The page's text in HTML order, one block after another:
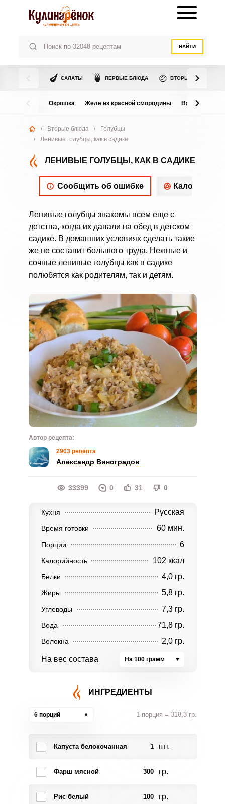
НАЙТИ
🍆 САЛАТЫ 🍵 ПЕРВЫЕ БЛЮДА 🍲 ВТОРЫЕ БЛЮДА
Окрошка Желе из красной смородины Варенье из
/ Вторые блюда /
Голубцы
/
Ленивые голубцы, как в садике
ЛЕНИВЫЕ ГОЛУБЦЫ, КАК В САДИКЕ
Сообщить об ошибке
Ленивые голубцы знакомы всем еще с
детства, когда их давали на обед в детском
садике. В домашних условиях сделать такие
же не составит большого труда. Нежные и
сочные ленивые голубцы как в садике
полюбятся как родителям, так и детям.
Автор рецепта:
2903 рецепта
Александр Виноградов
33399 0 31 0
Кухня Русская
Время готовки 60 мин.
Порции 6
Калорийность 102 ккал
Белки 4,0 гр.
Жиры 5,8 гр.
Углеводы 7,3 гр.
Вода 71,8 гр.
Волокна 2,0 гр.
На вес состава На 100 грамм
ИНГРЕДИЕНТЫ
6 порций 1 порция = 318,3 гр.
Капуста белокочанная 1 шт.
Фарш мясной 300 гр.
Рис белый 100 гр.